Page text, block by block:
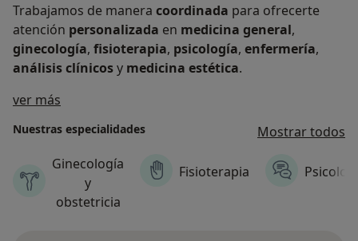
Trabajamos de manera coordinada para ofrecerte
atención personalizada en medicina general,
ginecología, fisioterapia, psicología, enfermería,
análisis clínicosy medicina estética.
ver más
Nuestras especialidades
Mostrar todos
Ginecología
y
obstetricia
Fisioterapia